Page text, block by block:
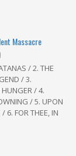
Massacre
/ 2. THE
/ 3.
HUNGER / 4.
/ 5. UPON
6. FOR THEE, IN